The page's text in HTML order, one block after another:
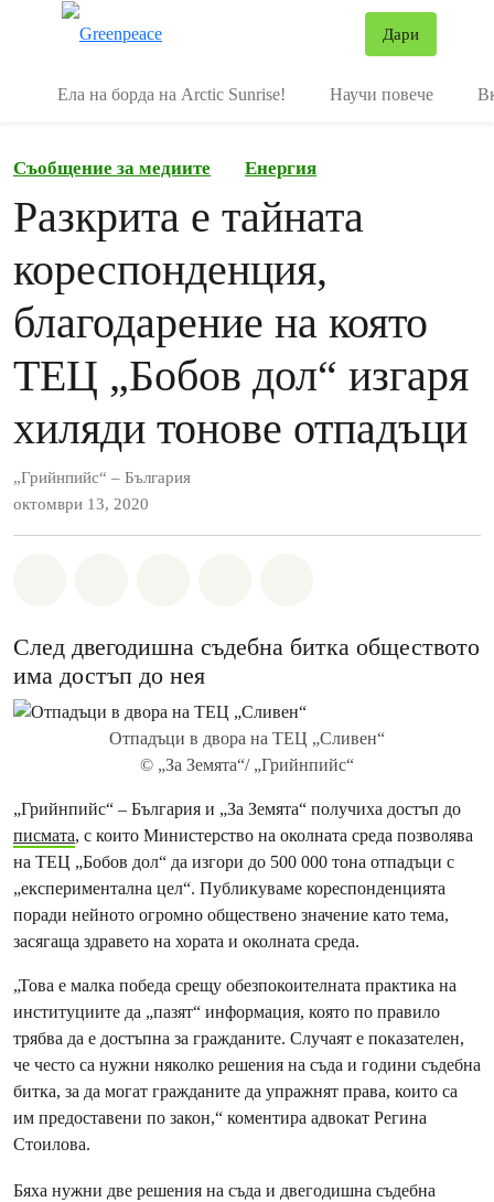
Дари
Ела на борда на Arctic Sunrise! Научи повече
Съобщение за медиите Енергия
Разкрита е тайната
кореспонденция,
благодарение на която
ТЕЦ „Бобов дол“ изгаря
хиляди тонове отпадъци
„Грийнпийс“ – България
октомври 13, 2020
След двегодишна съдебна битка обществото
има достъп до нея
Отпадъци в двора на ТЕЦ „Сливен“
© „За Земята“/ „Грийнпийс“
„Грийнпийс“ – България и „За Земята“ получиха достъп до
писмата, с които Министерство на околната среда позволява
на ТЕЦ „Бобов дол“ да изгори до 500 000 тона отпадъци с
„експериментална цел“. Публикуваме кореспонденцията
поради нейното огромно обществено значение като тема,
засягаща здравето на хората и околната среда.
„Това е малка победа срещу обезпокоителната практика на
институциите да „пазят“ информация, която по правило
трябва да е достъпна за гражданите. Случаят е показателен,
че често са нужни няколко решения на съда и години съдебна
битка, за да могат гражданите да упражнят права, които са
им предостaвени по закон,“ коментира адвокат Регина
Стоилова.
Бяха нужни две решения на съда и двегодишна съдебна